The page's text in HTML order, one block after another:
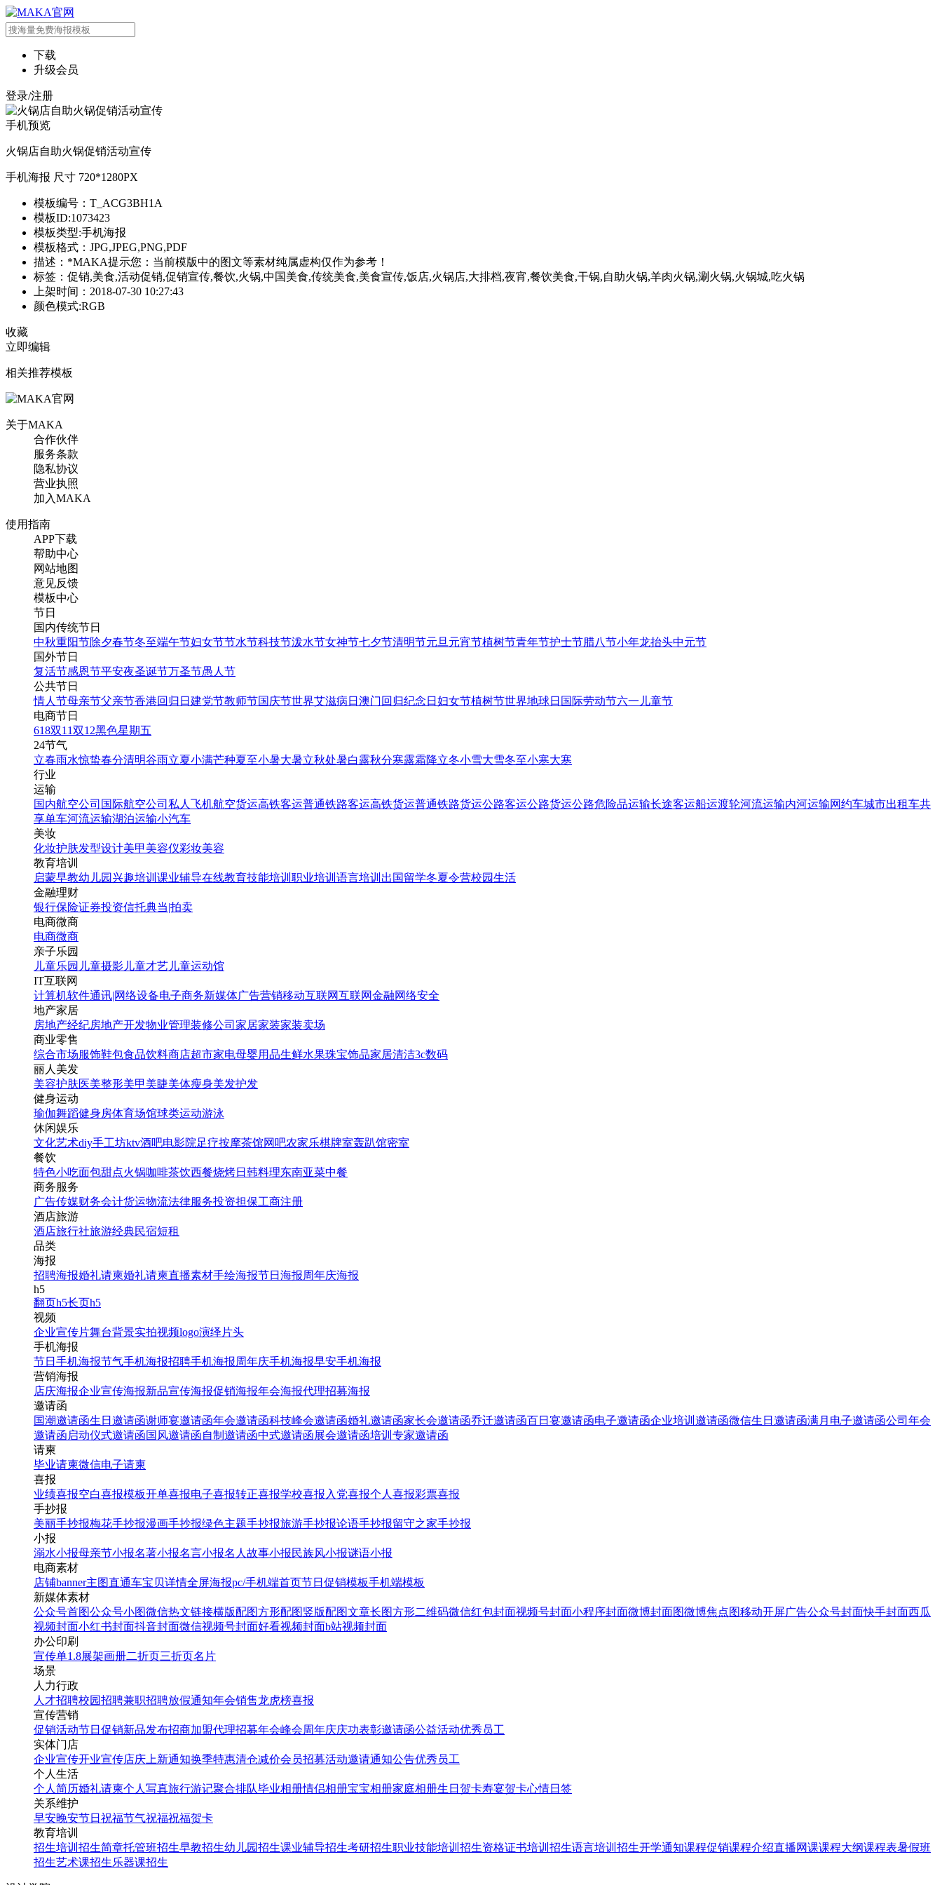
下载
升级会员
登录/注册
手机预览
火锅店自助火锅促销活动宣传
手机海报 尺寸 720*1280PX
模板编号：T_ACG3BH1A
模板ID:1073423
模板类型:手机海报
模板格式：JPG,JPEG,PNG,PDF
描述：*MAKA提示您：当前模版中的图文等素材纯属虚构仅作为参考！
标签：促销,美食,活动促销,促销宣传,餐饮,火锅,中国美食,传统美食,美食宣传,饭店,火锅店,大排档,夜宵,餐饮美食,干锅,自助火锅,羊肉火锅,涮火锅,火锅城,吃火锅
上架时间：2018-07-30 10:27:43
颜色模式:RGB
收藏
立即编辑
相关推荐模板
关于MAKA
合作伙伴
服务条款
隐私协议
营业执照
加入MAKA
使用指南
APP下载
帮助中心
网站地图
意见反馈
模板中心
节日
国内传统节日
中秋重阳节除夕春节冬至端午节妇女节节水节科技节泼水节女神节七夕节清明节元旦 元宵节植树节青年节护士节腊八节小年龙抬头中元节
国外节日
复活节感恩节平安夜圣诞节万圣节愚人节
公共节日
情人节母亲节父亲节香港回归日 建党节教师节国庆节世界艾滋病日 澳门回归纪念日 妇女节植树节世界地球日 国际劳动节六一儿童节
电商节日
618双11双12黑色星期五
24节气
立春雨水惊蛰春分清明谷雨立夏小满芒种夏至小暑大暑立秋处暑白露秋分寒露霜降立冬小雪大雪冬至小寒大寒
行业
运输
国内航空公司 国际航空公司 私人飞机航空货运高铁客运普通铁路客运高铁货运普通铁路货运公路客运公路货运公路危险品运输长途客运船运渡轮河流运输内河运输网约车城市出租车共
享单车河流运输湖泊运输小汽车
美妆
化妆护肤发型设计美甲 美容仪彩妆美容
教育培训
启蒙早教幼儿园 兴趣培训 课业辅导在线教育技能培训 职业培训 语言培训 出国留学冬夏令营校园生活
金融理财
银行保险证券投资信托典当|拍卖
电商微商
电商微商
亲子乐园
儿童乐园 儿童摄影 儿童才艺 儿童运动馆
IT互联网
计算机软件通讯|网络设备电子商务新媒体广告营销移动互联网互联网金融网络安全
地产家居
房地产经纪房地产开发物业管理装修公司 家居家装家装卖场
商业零售
综合市场服饰鞋包食品饮料商店超市家电母婴用品生鲜水果珠宝饰品家居清洁3c数码
丽人美发
美容护肤医美整形美甲美睫美体瘦身美发护发
健身运动
瑜伽舞蹈健身房体育场馆球类运动游泳
休闲娱乐
文化艺术diy手工坊ktv酒吧电影院足疗按摩茶馆网吧农家乐棋牌室轰趴馆密室
餐饮
特色小吃面包甜点火锅咖啡茶饮西餐烧烤日韩料理东南亚菜中餐
商务服务
广告传媒财务会计货运物流法律服务投资担保工商注册
酒店旅游
酒店旅行社旅游经典民宿短租
品类
海报
招聘海报婚礼请柬婚礼请柬直播素材手绘海报节日海报周年庆海报
h5
翻页h5长页h5
视频
企业宣传片舞台背景实拍视频logo演绎 片头
手机海报
节日手机海报节气手机海报招聘手机海报周年庆手机海报早安手机海报
营销海报
店庆海报企业宣传海报新品宣传海报促销海报年会海报代理招募海报
邀请函
国潮邀请函生日邀请函谢师宴邀请函年会邀请函科技峰会邀请函婚礼邀请函家长会邀请函乔迁邀请函百日宴邀请函电子邀请函企业培训邀请函微信生日邀请函满月电子邀请函公司年会
邀请函 启动仪式邀请函国风邀请函自制邀请函中式邀请函展会邀请函培训专家邀请函
请柬
毕业请柬微信电子请柬
喜报
业绩喜报空白喜报模板开单喜报电子喜报转正喜报学校喜报 入党喜报个人喜报彩票喜报
手抄报
美丽手抄报梅花手抄报漫画手抄报绿色主题手抄报旅游手抄报论语手抄报留守之家手抄报
小报
溺水小报母亲节小报名著小报名言小报名人故事小报民族风小报谜语小报
电商素材
店铺banner主图直通车宝贝详情全屏海报pc/手机端首页节日促销模板手机端模板
新媒体素材
公众号首图公众号小图微信热文链接横版配图方形配图竖版配图文章长图方形二维码微信红包封面视频号封面小程序封面微博封面图微博焦点图移动开屏广告公众号封面快手封面西瓜
视频封面小红书封面抖音封面微信视频号封面好看视频封面b站视频封面
办公印刷
宣传单1.8展架画册二折页三折页名片
场景
人力行政
人才招聘校园招聘兼职招聘放假通知年会销售龙虎榜喜报
宣传营销
促销活动节日促销新品发布招商加盟代理招募年会峰会周年庆庆功表彰邀请函公益活动优秀员工
实体门店
企业宣传开业宣传店庆 上新通知换季特惠清仓减价会员招募活动邀请通知公告优秀员工
个人生活
个人简历婚礼请柬个人写真旅行游记聚合排队毕业相册情侣相册宝宝相册家庭相册生日贺卡寿宴贺卡心情日签
关系维护
早安晚安节日祝福节气祝福祝福贺卡
教育培训
招生培训 招生简章托管班招生早教招生幼儿园招生课业辅导招生考研招生职业技能培训招生资格证书培训招生语言培训招生开学通知课程促销课程介绍直播网课课程大纲课程表暑假班
招生艺术课招生乐器课招生